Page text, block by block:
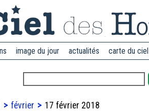
image du jour actualités carte du ciel
février 17 février 2018